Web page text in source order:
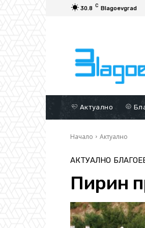
30.8 C Blagoevgrad
Актуално
Начало Актуално
АКТУАЛНО
Пирин